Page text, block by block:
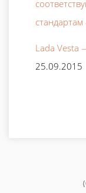
Lada Vesta
25.09.2015